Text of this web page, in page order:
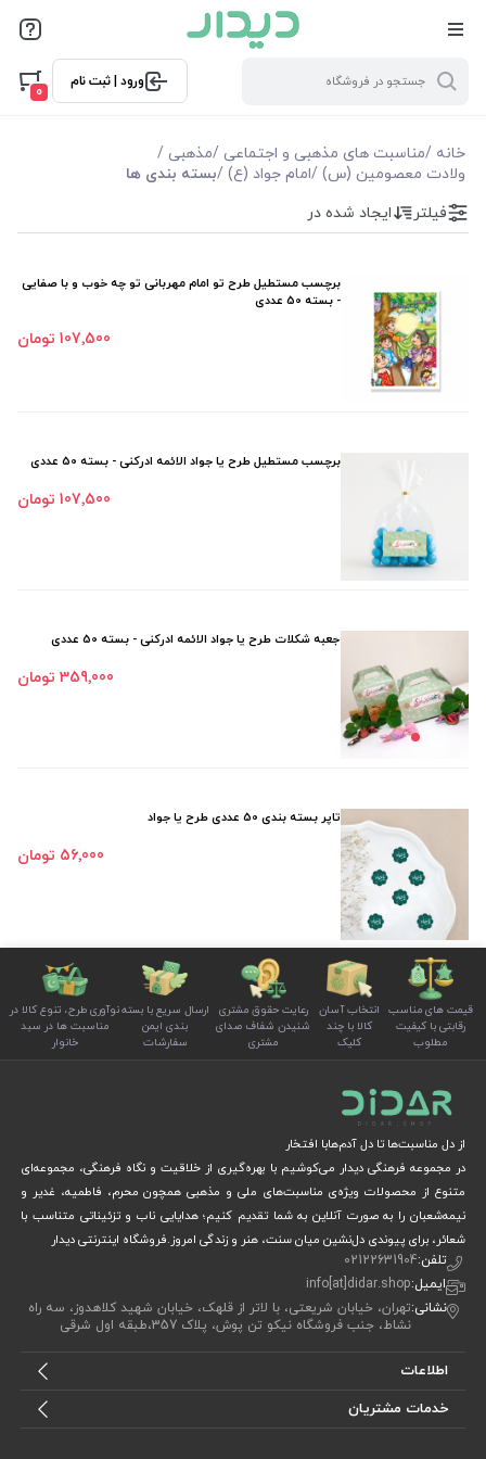
ورود | ثبت نام
0
خانه /مناسبت های مذهبی و اجتماعی /مذهبی /
ولادت معصومین (س) /امام جواد (ع) /بسته بندی ها
فیلتر بر اساس قیمت
فیلترها
نمایش همه محصولات
فیلتر ایجاد شده در
برچسب مستطیل طرح تو امام مهربانی تو چه خوب و با صفایی
- بسته 50 عددی
107٬500 تومان
برچسب مستطیل طرح یا جواد الائمه ادرکنی - بسته 50 عددی
107٬500 تومان
جعبه شکلات طرح یا جواد الائمه ادرکنی - بسته 50 عددی
359٬000 تومان
تاپر بسته بندی 50 عددی طرح یا جواد
56٬000 تومان
قیمت های مناسب
رقابتی با کیفیت
مطلوب
انتخاب آسان
کالا با چند
کلیک
رعایت حقوق مشتری
شنیدن شفاف صدای
مشتری
ارسال سریع با بسته
بندی ایمن
سفارشات
نوآوری طرح، تنوع کالا در
مناسبت ها در سبد
خانوار
از دل مناسبت‌ها تا دل آدم‌هابا افتخار
در مجموعه فرهنگی دیدار می‌کوشیم با بهره‌گیری از خلاقیت و نگاه فرهنگی، مجموعه‌ای
متنوع از محصولات ویژه‌ی مناسبت‌های ملی و مذهبی همچون محرم، فاطمیه، غدیر و
نیمه‌شعبان را به صورت آنلاین به شما تقدیم کنیم؛ هدایایی ناب و تزئیناتی متناسب با
شعائر، برای پیوندی دل‌نشین میان سنت، هنر و زندگی امروز.فروشگاه اینترنتی دیدار
تلفن:02122631904
ایمیل:info[at]didar.shop
نشانی:تهران، خیابان شریعتی، با لاتر از قلهک، خیابان شهید کلاهدوز، سه راه
نشاط، جنب فروشگاه نیکو تن پوش، پلاک 357،طبقه اول شرقی
اطلاعات
خدمات مشتریان